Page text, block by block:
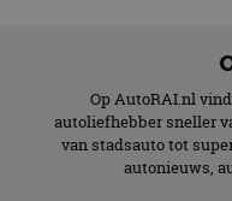
Op AutoRAI.nl
autoliefhebber sneller
van stadsauto tot
autonieuws,